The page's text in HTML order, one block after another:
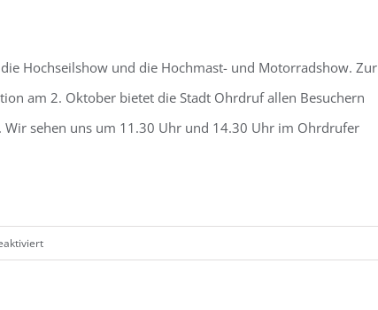
Hochseilshow und die Hochmast- und Motorradshow. Zur
am 2. Oktober bietet die Stadt Ohrdruf allen Besuchern
sehen uns um 11.30 Uhr und 14.30 Uhr im Ohrdrufer
für